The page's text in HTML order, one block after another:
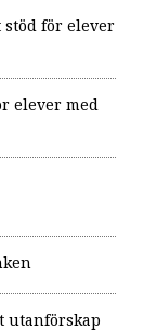
stöd för elever
elever med